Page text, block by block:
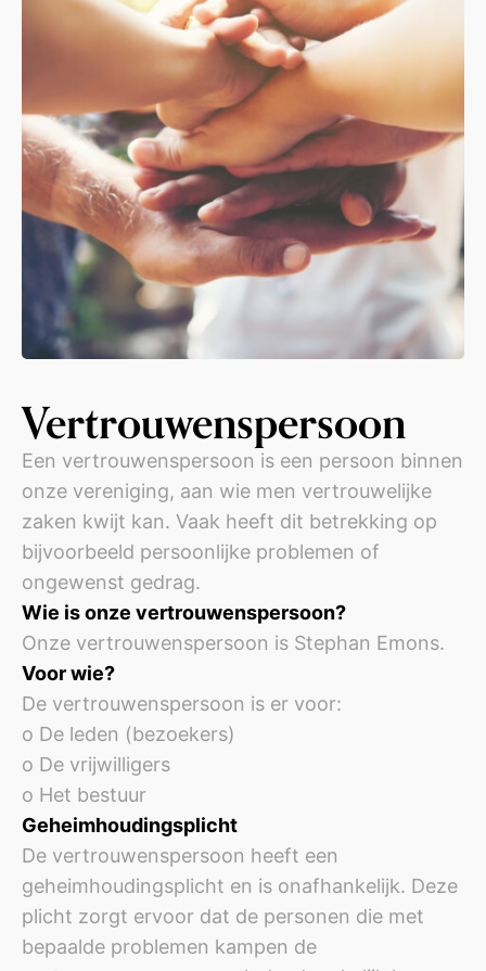
Vertrouwenspersoon
Een vertrouwenspersoon is een persoon binnen
onze vereniging, aan wie men vertrouwelijke
zaken kwijt kan. Vaak heeft dit betrekking op
bijvoorbeeld persoonlijke problemen of
ongewenst gedrag.
Wie is onze vertrouwenspersoon?
Onze vertrouwenspersoon is Stephan Emons.
Voor wie?
De vertrouwenspersoon is er voor:
o De leden (bezoekers)
o De vrijwilligers
o Het bestuur
Geheimhoudingsplicht
De vertrouwenspersoon heeft een
geheimhoudingsplicht en is onafhankelijk. Deze
plicht zorgt ervoor dat de personen die met
bepaalde problemen kampen de